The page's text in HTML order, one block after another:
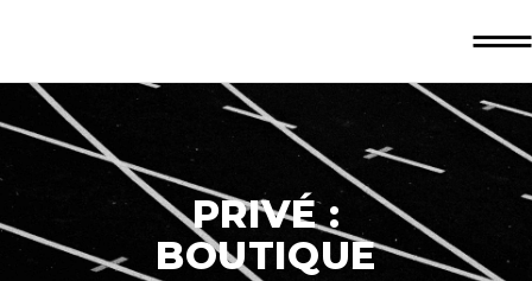
PRIVÉ :
BOUTIQUE